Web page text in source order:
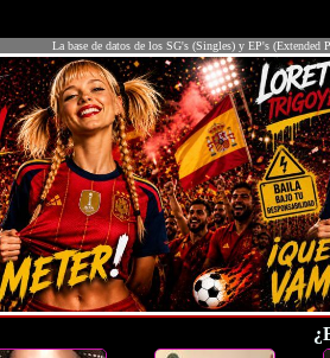
La base de datos de los SG's (Singles) y EP's (Extended